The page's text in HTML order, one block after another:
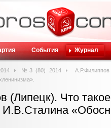
События Журнал
№3 (80) 2014
(Липецк). Что
И.В.Сталина